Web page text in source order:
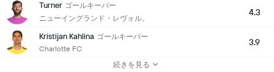
Turner ゴールキーパー
ニューイングランド・レヴォル。
4.3
Kristijan Kahlina ゴールキーパー
Charlotte FC
3.9
続きを見る